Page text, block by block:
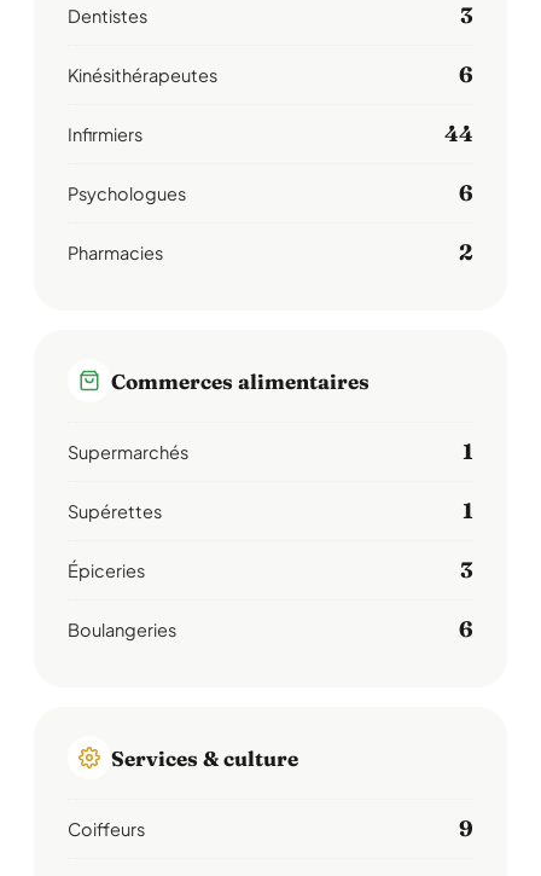
Dentistes 3
Kinésithérapeutes 6
Infirmiers 44
Psychologues 6
Pharmacies 2
Commerces alimentaires
Supermarchés 1
Supérettes 1
Épiceries 3
Boulangeries 6
Services & culture
Coiffeurs 9